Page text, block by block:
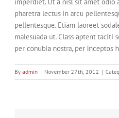
pharetra lectus in arcu
pellentesque. Etiam laoreet
malesuada ut. Class aptent taciti
per conubia nostra, per inceptos
By admin | November 27th, 2012 |